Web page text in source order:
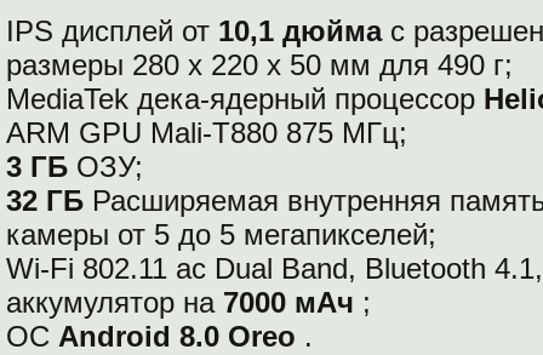
IPS дисплей от 10,1 дюймас
размеры 280 х 220 х 50 мм для 490 г;
MediaTek дека-ядерный процессор
ARM GPU Mali-T880 875 МГц;
3 ГБ ОЗУ;
32 ГБ Расширяемая внутренняя
камеры от 5 до 5 мегапикселей;
Wi-Fi 802.11 ac Dual Band, Bluetooth
аккумулятор на 7000 мАч ;
ОС Android 8.0 Oreo .